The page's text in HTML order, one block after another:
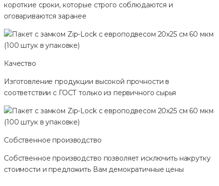
короткие сроки, которые строго соблюдаются и
оговариваются заранее
Качество
Изготовление продукции высокой прочности в
соответствии с ГОСТ только из первичного сырья
Собственное производство
Собственное производство позволяет исключить накрутку
стоимости и предложить Вам демократичные цены